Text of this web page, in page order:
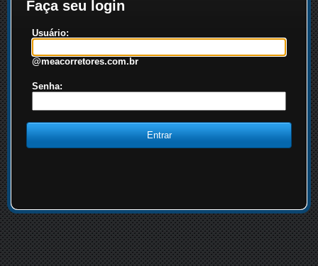
Faça seu login
Usuário:
@meacorretores.com.br
Senha: